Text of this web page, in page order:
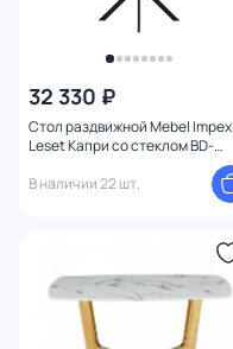
32 330 ₽
Стол раздвижной Mebel Impex
Leset Капри со стеклом BD-
В наличии 22 шт.